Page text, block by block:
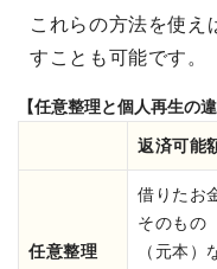
これらの方法を使え
すことも可能です。
【任意整理と個人再生の違
返済可能
任意整理
借りたお
そのもの
（元本）